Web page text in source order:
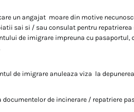
un angajat moare din motive
sai si / sau consulat pentru
de imigrare impreuna cu pasaportul,
de imigrare anuleaza viza la
documentelor de incinerare / repatriere